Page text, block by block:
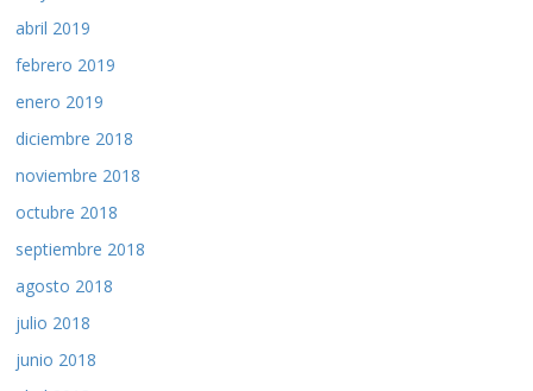
abril 2019
febrero 2019
enero 2019
diciembre 2018
noviembre 2018
octubre 2018
septiembre 2018
agosto 2018
julio 2018
junio 2018